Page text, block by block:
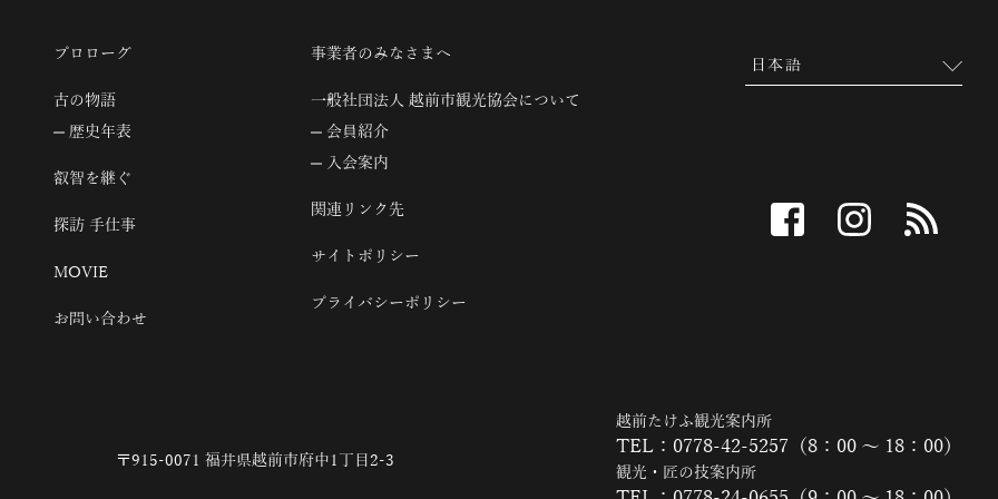
プロローグ
古の物語
歴史年表
叡智を継ぐ
探訪 手仕事
MOVIE
お問い合わせ
事業者のみなさまへ
一般社団法人 越前市観光協会について
会員紹介
入会案内
関連リンク先
サイトポリシー
プライバシーポリシー
facebook instagram
〒915-0071 福井県越前市府中1丁目2-3
越前たけふ観光案内所
TEL：0778-42-5257（8：00 ～ 18：00）
観光・匠の技案内所